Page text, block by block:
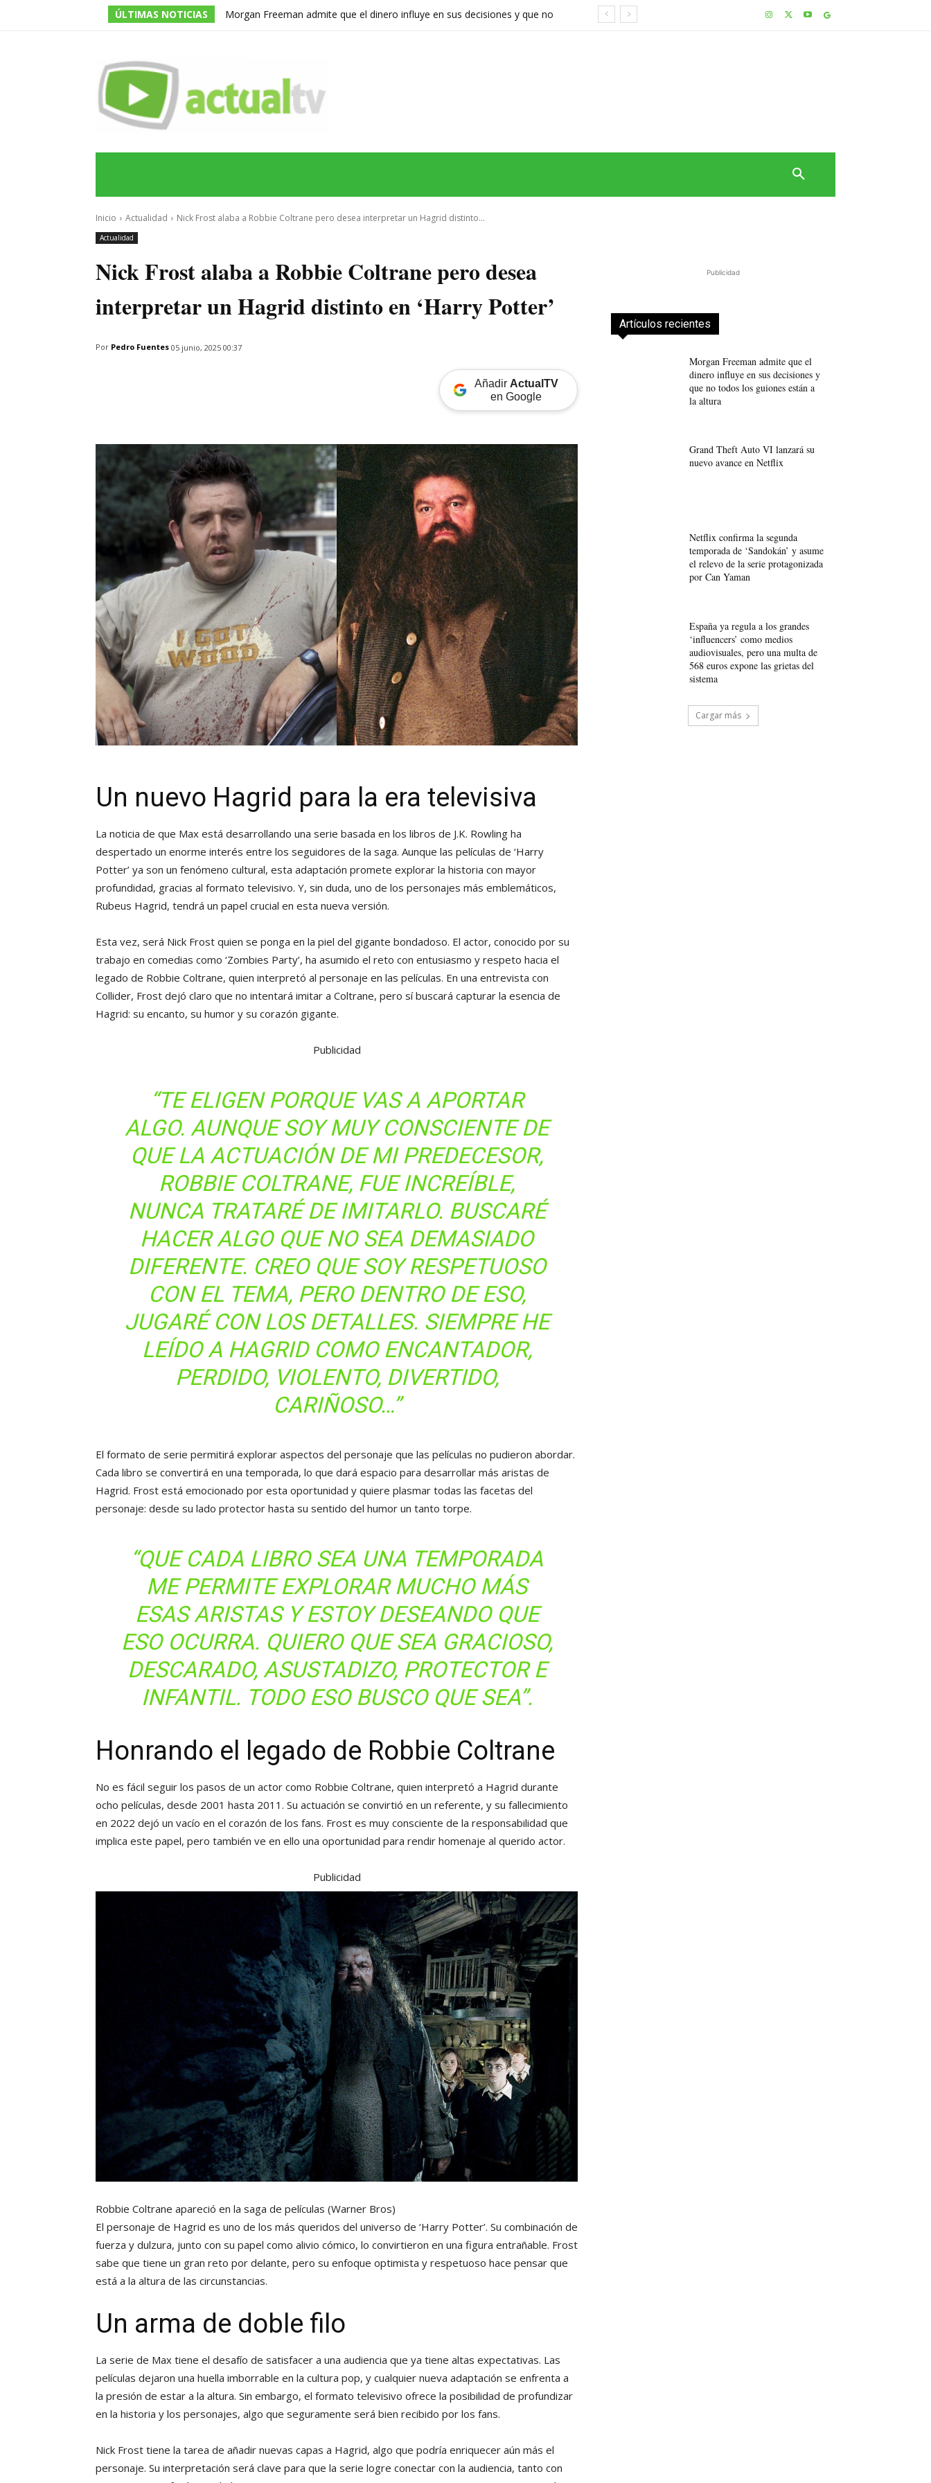
ÚLTIMAS NOTICIAS
Morgan Freeman admite que el dinero influye en sus decisiones y que no
Inicio Actualidad Nick Frost alaba a Robbie Coltrane pero desea interpretar un Hagrid distinto...
Actualidad
Nick Frost alaba a Robbie Coltrane pero desea
interpretar un Hagrid distinto en ‘Harry Potter’
Por Pedro Fuentes 05 junio, 2025 00:37
Añadir ActualTV
en Google
Un nuevo Hagrid para la era televisiva
La noticia de que Max está desarrollando una serie basada en los libros de J.K. Rowling ha
despertado un enorme interés entre los seguidores de la saga. Aunque las películas de ‘Harry
Potter’ ya son un fenómeno cultural, esta adaptación promete explorar la historia con mayor
profundidad, gracias al formato televisivo. Y, sin duda, uno de los personajes más emblemáticos,
Rubeus Hagrid, tendrá un papel crucial en esta nueva versión.
Esta vez, será Nick Frost quien se ponga en la piel del gigante bondadoso. El actor, conocido por su
trabajo en comedias como ‘Zombies Party’, ha asumido el reto con entusiasmo y respeto hacia el
legado de Robbie Coltrane, quien interpretó al personaje en las películas. En una entrevista con
Collider, Frost dejó claro que no intentará imitar a Coltrane, pero sí buscará capturar la esencia de
Hagrid: su encanto, su humor y su corazón gigante.
Publicidad
“TE ELIGEN PORQUE VAS A APORTAR
ALGO. AUNQUE SOY MUY CONSCIENTE DE
QUE LA ACTUACIÓN DE MI PREDECESOR,
ROBBIE COLTRANE, FUE INCREÍBLE,
NUNCA TRATARÉ DE IMITARLO. BUSCARÉ
HACER ALGO QUE NO SEA DEMASIADO
DIFERENTE. CREO QUE SOY RESPETUOSO
CON EL TEMA, PERO DENTRO DE ESO,
JUGARÉ CON LOS DETALLES. SIEMPRE HE
LEÍDO A HAGRID COMO ENCANTADOR,
PERDIDO, VIOLENTO, DIVERTIDO,
CARIÑOSO…”
El formato de serie permitirá explorar aspectos del personaje que las películas no pudieron abordar.
Cada libro se convertirá en una temporada, lo que dará espacio para desarrollar más aristas de
Hagrid. Frost está emocionado por esta oportunidad y quiere plasmar todas las facetas del
personaje: desde su lado protector hasta su sentido del humor un tanto torpe.
“QUE CADA LIBRO SEA UNA TEMPORADA
ME PERMITE EXPLORAR MUCHO MÁS
ESAS ARISTAS Y ESTOY DESEANDO QUE
ESO OCURRA. QUIERO QUE SEA GRACIOSO,
DESCARADO, ASUSTADIZO, PROTECTOR E
INFANTIL. TODO ESO BUSCO QUE SEA”.
Honrando el legado de Robbie Coltrane
No es fácil seguir los pasos de un actor como Robbie Coltrane, quien interpretó a Hagrid durante
ocho películas, desde 2001 hasta 2011. Su actuación se convirtió en un referente, y su fallecimiento
en 2022 dejó un vacío en el corazón de los fans. Frost es muy consciente de la responsabilidad que
implica este papel, pero también ve en ello una oportunidad para rendir homenaje al querido actor.
Publicidad
Robbie Coltrane apareció en la saga de películas (Warner Bros)
El personaje de Hagrid es uno de los más queridos del universo de ‘Harry Potter’. Su combinación de
fuerza y dulzura, junto con su papel como alivio cómico, lo convirtieron en una figura entrañable. Frost
sabe que tiene un gran reto por delante, pero su enfoque optimista y respetuoso hace pensar que
está a la altura de las circunstancias.
Un arma de doble filo
La serie de Max tiene el desafío de satisfacer a una audiencia que ya tiene altas expectativas. Las
películas dejaron una huella imborrable en la cultura pop, y cualquier nueva adaptación se enfrenta a
la presión de estar a la altura. Sin embargo, el formato televisivo ofrece la posibilidad de profundizar
en la historia y los personajes, algo que seguramente será bien recibido por los fans.
Nick Frost tiene la tarea de añadir nuevas capas a Hagrid, algo que podría enriquecer aún más el
personaje. Su interpretación será clave para que la serie logre conectar con la audiencia, tanto con
Publicidad
Artículos recientes
Morgan Freeman admite que el
dinero influye en sus decisiones y
que no todos los guiones están a
la altura
Grand Theft Auto VI lanzará su
nuevo avance en Netflix
Netflix confirma la segunda
temporada de ‘Sandokán’ y asume
el relevo de la serie protagonizada
por Can Yaman
España ya regula a los grandes
‘influencers’ como medios
audiovisuales, pero una multa de
568 euros expone las grietas del
sistema
Cargar más